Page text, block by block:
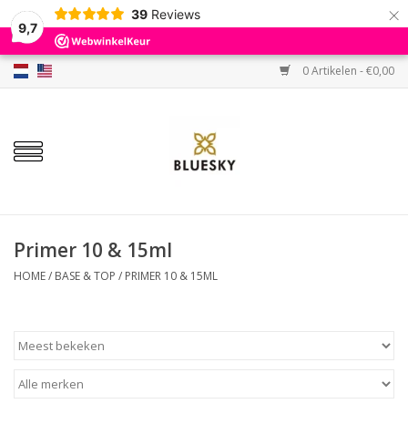
9,7
39 Reviews ×
0 Artikelen - €0,00
Home
Kleuren
Base & Top
Sets
Primer 10 & 15ml
HOME/ BASE & TOP / PRIMER 10 & 15ML